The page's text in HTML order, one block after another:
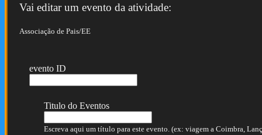
Vai editar um evento da atividade:
Associação de Pais/EE
evento ID
Titulo do Eventos
Escreva aqui um título para este evento. (ex: viagem a Coimbra,